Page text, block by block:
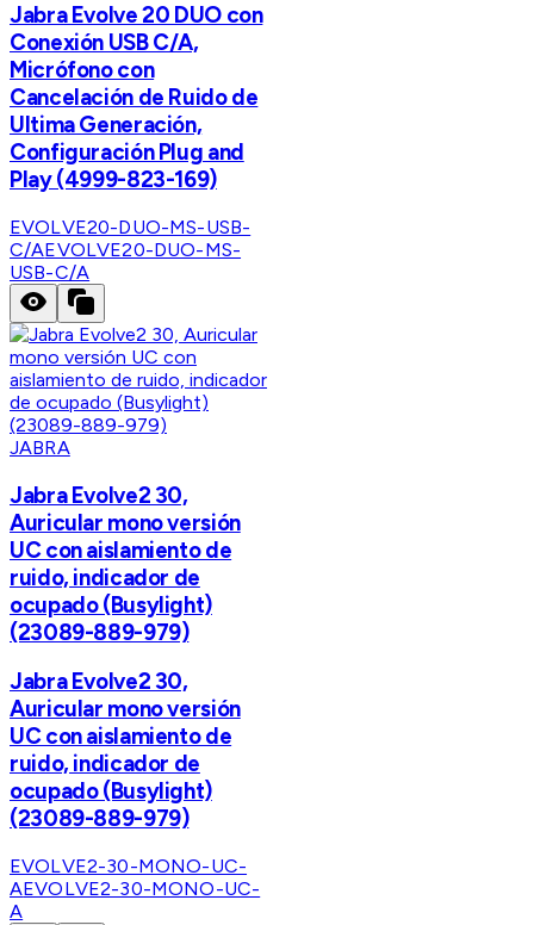
Jabra Evolve 20 DUO con
Conexión USB C/A,
Micrófono con
Cancelación de Ruido de
Ultima Generación,
Configuración Plug and
Play (4999-823-169)
EVOLVE20-DUO-MS-USB-
C/AEVOLVE20-DUO-MS-
USB-C/A
JABRA
Jabra Evolve2 30,
Auricular mono versión
UC con aislamiento de
ruido, indicador de
ocupado (Busylight)
(23089-889-979)
Jabra Evolve2 30,
Auricular mono versión
UC con aislamiento de
ruido, indicador de
ocupado (Busylight)
(23089-889-979)
EVOLVE2-30-MONO-UC-
AEVOLVE2-30-MONO-UC-
A